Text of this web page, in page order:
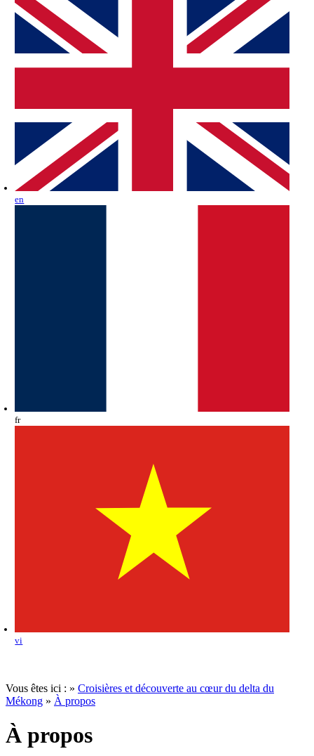
en
fr
vi
Vous êtes ici : » Croisières et découverte au cœur du delta du
Mékong » À propos
À propos